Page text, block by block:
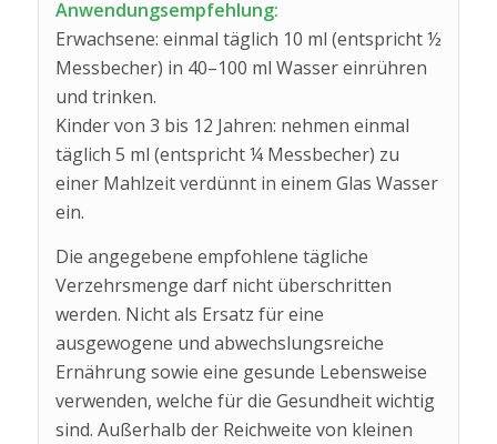
Anwendungsempfehlung:
Erwachsene: einmal täglich 10 ml (entspricht ½
Messbecher) in 40–100 ml Wasser einrühren
und trinken.
Kinder von 3 bis 12 Jahren: nehmen einmal
täglich 5 ml (entspricht ¼ Messbecher) zu
einer Mahlzeit verdünnt in einem Glas Wasser
ein.
Die angegebene empfohlene tägliche
Verzehrsmenge darf nicht überschritten
werden. Nicht als Ersatz für eine
ausgewogene und abwechslungsreiche
Ernährung sowie eine gesunde Lebensweise
verwenden, welche für die Gesundheit wichtig
sind. Außerhalb der Reichweite von kleinen